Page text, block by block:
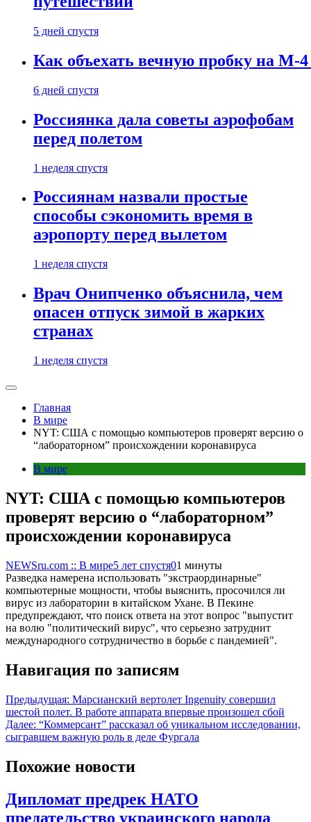
5 дней спустя
Как объехать вечную пробку на М-
6 дней спустя
Россиянка дала советы аэрофобам
перед полетом
1 неделя спустя
Россиянам назвали простые
способы сэкономить время в
аэропорту перед вылетом
1 неделя спустя
Врач Онипченко объяснила, чем
опасен отпуск зимой в жарких
странах
1 неделя спустя
Главная
В мире
NYT: США с помощью компьютеров проверят версию о
“лабораторном” происхождении коронавируса
В мире
NYT: США с помощью компьютеров
проверят версию о “лабораторном”
происхождении коронавируса
NEWSru.com :: В мире5 лет спустя01 минуты
Разведка намерена использовать "экстраординарные"
компьютерные мощности, чтобы выяснить, просочился ли
вирус из лаборатории в китайском Ухане. В Пекине
предупреждают, что поиск ответа на этот вопрос "выпустит
на волю "политический вирус", что серьезно затруднит
международного сотрудничество в борьбе с пандемией".
Навигация по записям
Предыдущая: Марсианский вертолет Ingenuity совершил
шестой полет. В работе аппарата впервые произошел сбой
Далее: “Коммерсант” рассказал об уникальном исследовании,
сыгравшем важную роль в деле Фургала
Похожие новости
Дипломат предрек НАТО
предательство украинского народа